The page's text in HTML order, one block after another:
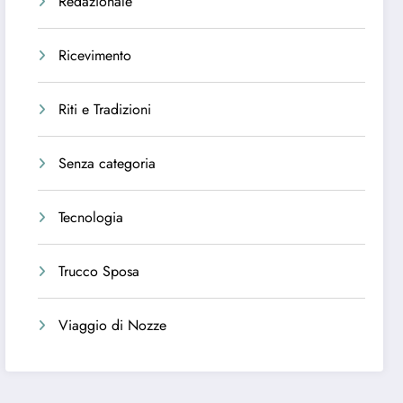
Ricevimento
Riti e Tradizioni
Senza categoria
Tecnologia
Trucco Sposa
Viaggio di Nozze